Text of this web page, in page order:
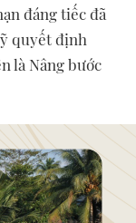
đáng tiếc đã
quyết định
là Nâng bước